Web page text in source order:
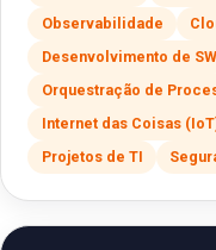
Observabilidade
Desenvolvimento de SW
Orquestração de
Internet das Coisas
Projetos de TI